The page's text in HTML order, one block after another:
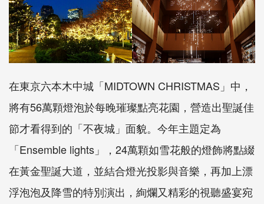
在東京六本木中城「MIDTOWN CHRISTMAS」中，
將有56萬顆燈泡於每晚璀璨點亮花園，營造出聖誕佳
節才看得到的「不夜城」面貌。今年主題定為
「Ensemble lights」，24萬顆如雪花般的燈飾將點綴
在黃金聖誕大道，並結合燈光投影與音樂，再加上漂
浮泡泡及降雪的特別演出，絢爛又精彩的視聽盛宴宛